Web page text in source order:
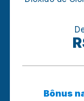
Bônus